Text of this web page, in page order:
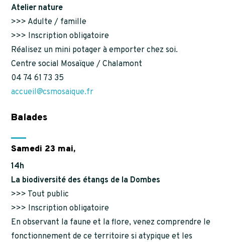
Atelier nature
>>> Adulte / famille
>>> Inscription obligatoire
Réalisez un mini potager à emporter chez soi.
Centre social Mosaïque / Chalamont
04 74 61 73 35
accueil@csmosaique.fr
Balades
Samedi 23 mai,
14h
La biodiversité des étangs de la Dombes
>>> Tout public
>>> Inscription obligatoire
En observant la faune et la flore, venez comprendre le
fonctionnement de ce territoire si atypique et les